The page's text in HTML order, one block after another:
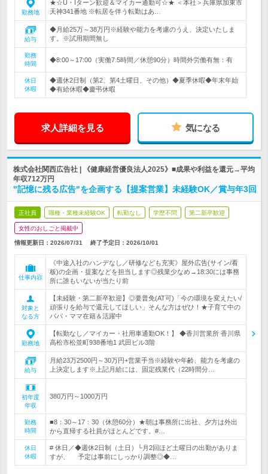
勤務地
★☆U・Iターン歓迎＆マイカー通勤可☆★ ＜本社＞兵庫県加東市
天神341番地 ※転居を伴う転勤はあ…
給与
◆月給25万～38万円※経験や能力を考慮のうえ、決定いたしま
す。※試用期間無し
勤務
時間
◆8:00～17:00（実働7.5時間／休憩90分）時間外労働有無：有
休日
休暇
◆週休2日制（第2、第4土曜日、その他）◆夏季休暇◆年末年始
◆有給休暇◆慶弔休暇
求人詳細を見る 気になる
株式会社関西広告社 | 《健康経営優良法人2025》■成果や利益を還元→平均
年収712万円
"記憶に残る広告"を企画する【提案営業】未経験OK／賞与年3回
正社員 職種・業種未経験OK 転勤なし 学歴不問 第二新卒歓迎
女性のおしごと掲載中
情報更新日：2026/07/31 終了予定日： 2026/10/01
仕事内容
《中途入社のハンデなし／研修なども充実》屋外広告(サイン/看
板)の企画・提案などを担当します◎残業少なめ→18:30には事務
所に誰もいないが当たり前
対象と
なる方
【未経験・第二新卒歓迎】◎要普免(AT可)「今の環境を変えたい/
頑張りを給与で還元してほしい」そんな方はぜひ！★子育て中の
パパ・ママ在籍＆活躍中
勤務地
【転勤なし／マイカー・社用車通勤OK！】 ◆香川営業所 香川県
高松市松並町938番地1 武田ビル3階
給与
月給23万2500円～30万円+営業手当※経験や年齢、能力を考慮の
上決定します※上記月給には、固定残業代（22時間分…
初年度
年収
380万円～1000万円
勤務
時間
■8：30～17：30（休憩60分）★朝は事務所に出社、夕方は外出
から直帰する社員がほとんどです。#…
休日
休暇
# 休日／◆週休2日制（土日）└月2回ほど土曜日の出勤がありま
すが、 予定は事前にしっかり調整◎◆…